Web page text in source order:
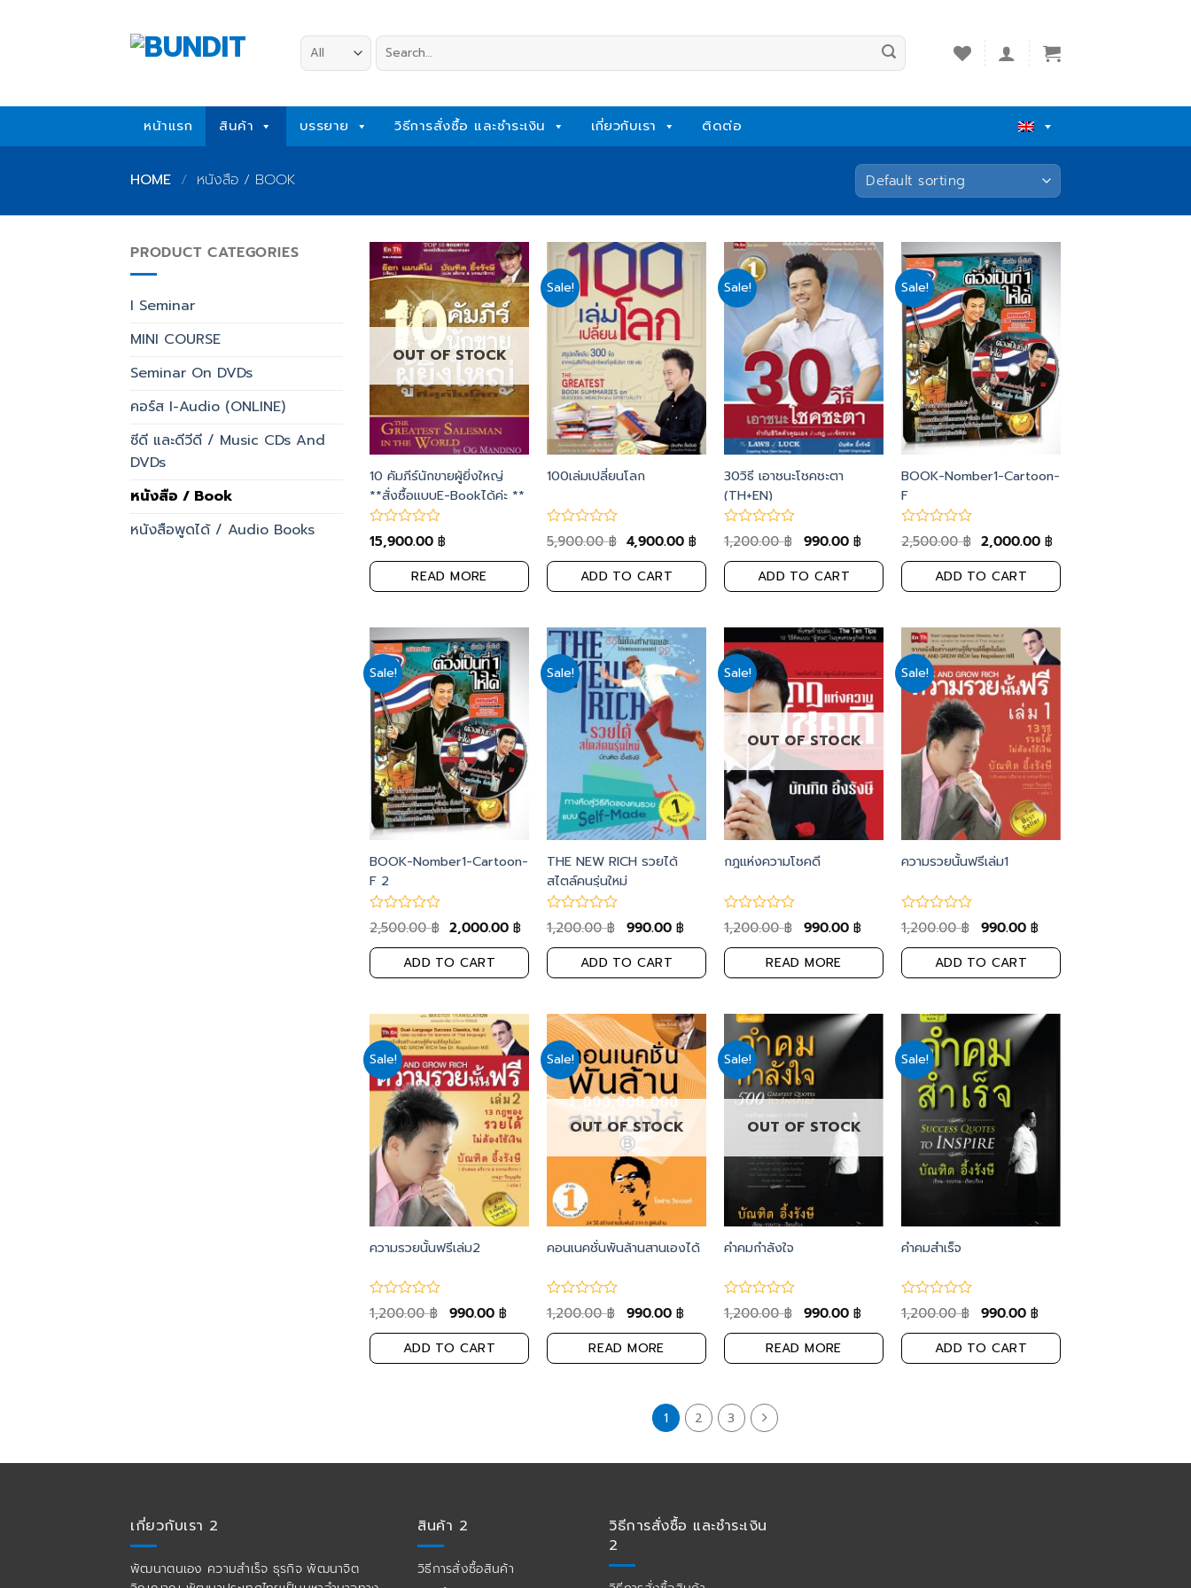
Search
for:
หน้าแรก สินค้า บรรยาย วิธีการสั่งซื้อ และชำระเงิน เกี่ยวกับเรา ติดต่อ
HOME / หนังสือ / BOOK
PRODUCT CATEGORIES
I Seminar
MINI COURSE
Seminar On DVDs
คอร์ส I-Audio (ONLINE)
ซีดี และดีวีดี / Music CDs And
DVDs
หนังสือ / Book
หนังสือพูดได้ / Audio Books
Add
to
wishlist
OUT OF STOCK
10 คัมภีร์นักขายผู้ยิ่งใหญ่
**สั่งซื้อแบบE-Bookได้ค่ะ **
15,900.00 ฿
READ MORE
Sale!
Add
to
wishlist
100เล่มเปลี่ยนโลก
5,900.00฿ 4,900.00 ฿
ADD TO CART
Sale!
Add
to
wishlist
30วิธี เอาชนะโชคชะตา
(TH+EN)
1,200.00฿ 990.00 ฿
ADD TO CART
Sale!
Add
to
wishlist
BOOK-Nomber1-Cartoon-
F
2,500.00฿ 2,000.00 ฿
ADD TO CART
Sale!
Add
to
wishlist
BOOK-Nomber1-Cartoon-
F 2
2,500.00฿ 2,000.00 ฿
ADD TO CART
Sale!
Add
to
wishlist
THE NEW RICH รวยได้
สไตล์คนรุ่นใหม่
1,200.00฿ 990.00 ฿
ADD TO CART
Sale!
Add
to
wishlist
OUT OF STOCK
กฎแห่งความโชคดี
1,200.00฿ 990.00 ฿
READ MORE
Sale!
Add
to
wishlist
ความรวยนั้นฟรีเล่ม1
1,200.00฿ 990.00 ฿
ADD TO CART
Sale!
Add
to
wishlist
ความรวยนั้นฟรีเล่ม2
1,200.00฿ 990.00 ฿
ADD TO CART
Sale!
Add
to
wishlist
OUT OF STOCK
คอนเนคชั่นพันล้านสานเองได้
1,200.00฿ 990.00 ฿
READ MORE
Sale!
wishlist
OUT OF STOCK
คำคมกำลังใจ
1,200.00฿ 990.00 ฿
READ MORE
Sale!
wishlist
คำคมสำเร็จ
1,200.00฿ 990.00 ฿
ADD TO CART
1 2 3
เกี่ยวกับเรา 2
พัฒนาตนเอง ความสำเร็จ ธุรกิจ พัฒนาจิต
สินค้า 2
วิธีการสั่งซื้อสินค้า
วิธีการสั่งซื้อ และชำระเงิน
2